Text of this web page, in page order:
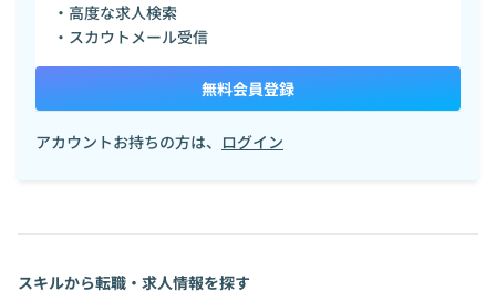
・高度な求人検索
・スカウトメール受信
無料会員登録
アカウントお持ちの方は、 ログイン
スキルから転職・求人情報を探す